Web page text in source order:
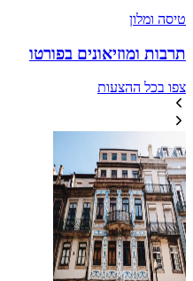
טיסה ומלון
תרבות ומוזיאונים בפורטו
צפו בכל ההצעות